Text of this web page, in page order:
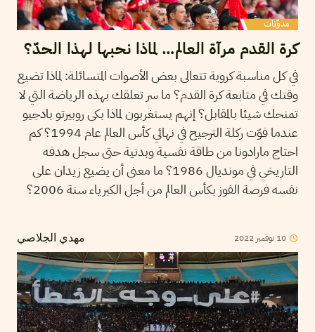
كرة القدم مرآة العالم… لماذا نحبها لهذا الحدّ؟
في كل مناسبة كروية تتعالى بعض الأصوات المتسائلة: لماذا تضيع
وقتك في متابعة كرة القدم؟ ما سر تعلقك بهذه الرياضة التي لا
تمنحك شيئا بالمقابل؟ إنهم يستغربون لماذا بكى روبيرتو بادجيو
عندما فوّت ركلة الترجيح في نهائي كأس العالم عام 1994؟ كم
احتاج مارادونا من طاقة نفسية وبدنية حتى سجل هدفه
التاريخي في مونديال 1986؟ ما معنى أن يضيع زيدان على
نفسه فرصة الفوز بكأس العالم من أجل الكبرياء سنة 2006؟
مهدي الجلاصي 10 نوفمبر 2022